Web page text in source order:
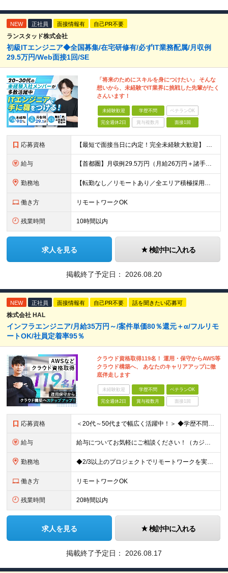
NEW 正社員 面接情報有 自己PR不要
ランスタッド株式会社
初級ITエンジニア◆全国募集/在宅研修有/必ずIT業務配属/月収例
29.5万円/Web面接1回/SE
「将来のためにスキルを身につけたい」 そんな
想いから、未経験でIT業界に挑戦した先輩がたく
さんいます！
未経験歓迎 学歴不問 ベテランOK
完全週休2日 賞与複数月 面接1回
応募資格 【最短で面接当日に内定！完全未経験大歓迎】 ・業種／職種未経験歓迎 ・社会人デビュー、第二新卒、既卒者大歓迎 ・学歴不問（文系、理系不問） ・20代～30代、男女問わず活躍中 ・服装、髪色自由 ・明確
給与 【首都圏】月収例29.5万円（月給26万円＋諸手当） 【東海・関西】月収例28.5万円（月給25万円＋諸手当） 【九州】月収例26万円（月給23万円＋諸手当） ※経験・スキル・前職給与を踏まえ、総合
勤務地 【転勤なし／リモートあり／全エリア積極採用中】 ・大手企業のプロジェクトが中心 ・勤務エリアは希望を考慮し決定 ・研修はリモートメインで実施します ・U&Iターンの方も大歓迎◎ ＜主なエリア＞ ■首
働き方 リモートワークOK
残業時間 10時間以内
求人を見る 検討中に入れる
掲載終了予定日： 2026.08.20
NEW 正社員 面接情報有 自己PR不要 話を聞きたい応募可
株式会社 HAL
インフラエンジニア/月給35万円～/案件単価80％還元＋α/フルリモ
ートOK/社員定着率95％
クラウド資格取得119名！ 運用・保守からAWS等
クラウド構築へ、 あなたのキャリアアップに徹
底伴走します
未経験歓迎 学歴不問 ベテランOK
完全週休2日 賞与複数月 面接1回
応募資格 ＜20代～50代まで幅広く活躍中！＞ ◆学歴不問 ◆何らかのインフラ関連の実務経験 ★経験年数不問/運用監視レベルも歓迎 ＜こんな方は大歓迎！＞ ◎今の収入に不満がある ◎もっと上流の案件で活躍した
給与 給与についてお気軽にご相談ください！（カジュアル面談可能） 月給35万円～＋各種手当＋賞与2回 ※固定残業代は、時間外労働の有無に関わらず40時間分を87,500円～支給 ※超過分は別途支給 ※試用
勤務地 ◆2/3以上のプロジェクトでリモートワークを実施中！ ≪自社拠点≫ ・東京本社／東京都千代田区丸の内二丁目6番1号 丸の内パークビルディング6階 ・関西支社／⼤阪府⼤阪市中央区安⼟町2-3-13 ⼤
働き方 リモートワークOK
残業時間 20時間以内
求人を見る 検討中に入れる
掲載終了予定日： 2026.08.17